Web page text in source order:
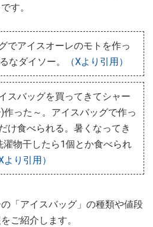
す。
でアイスオーレのモトを作っ
なダイソー。
（Xより引用）
スバッグを買ってきてシャー
作った～。アイスバッグで作っ
け食べられる。暑くなってき
物干したら1個とか食べられ
Xより引用）
「アイスバッグ」の種類や値段
ご紹介します。